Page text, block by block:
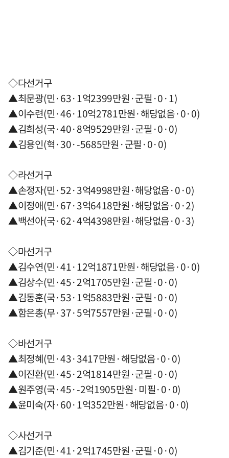
◇다선거구
▲최문광(민·63·1억2399만원·군필·0·1)
▲이수련(민·46·10억2781만원·해당없음·0·0)
▲김희성(국·40·8억9529만원·군필·0·0)
▲김용인(혁·30·-5685만원·군필·0·0)
◇라선거구
▲손정자(민·52·3억4998만원·해당없음·0·0)
▲이정애(민·67·3억6418만원·해당없음·0·2)
▲백선아(국·62·4억4398만원·해당없음·0·3)
◇마선거구
▲김수연(민·41·12억1871만원·해당없음·0·0)
▲김상수(민·45·2억1705만원·군필·0·0)
▲김동훈(국·53·1억5883만원·군필·0·0)
▲함은총(무·37·5억7557만원·군필·0·0)
◇바선거구
▲최정혜(민·43·3417만원·해당없음·0·0)
▲이진환(민·45·2억1814만원·군필·0·0)
▲원주영(국·45·-2억1905만원·미필·0·0)
▲윤미숙(자·60·1억352만원·해당없음·0·0)
◇사선거구
▲김기준(민·41·2억1745만원·군필·0·0)